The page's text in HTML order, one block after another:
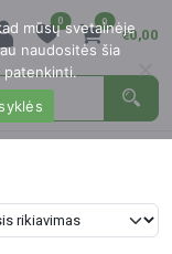
0 0
€0,00
mūsų svetainėje
naudositės šia
patenkinti.